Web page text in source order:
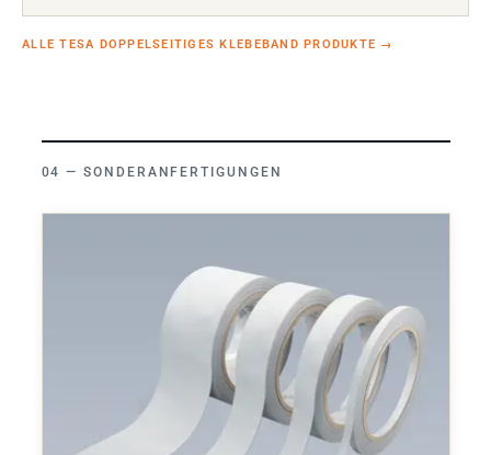
ALLE TESA DOPPELSEITIGES KLEBEBAND PRODUKTE →
SONDERANFERTIGUNGEN